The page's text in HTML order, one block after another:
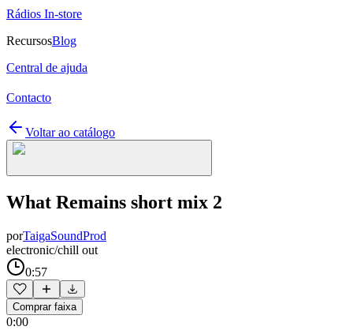
Rádios In-store
RecursosBlog
Central de ajuda
Contacto
Voltar ao catálogo
What Remains short mix 2
porTaigaSoundProd
electronic/chill out
0:57
Comprar faixa
0:00